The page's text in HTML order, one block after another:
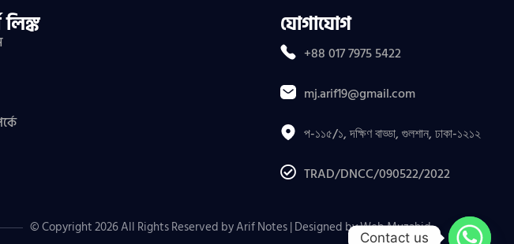
যোগাযোগ
+88 017 7975 5422
mj.arif19@gmail.com
প-১১৫/১, দক্ষিণ বাড্ডা, গুলশান, ঢাকা-১২১২
TRAD/DNCC/090522/2022
© Copyright 2026 All Rights Reserved by Arif Notes | Designed byWeb Muzahid.
Contact us